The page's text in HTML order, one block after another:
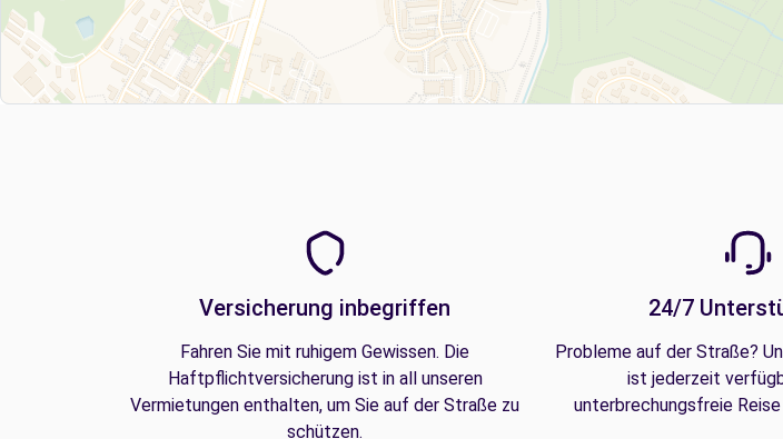
Versicherung inbegriffen
Fahren Sie mit ruhigem Gewissen. Die
Haftpflichtversicherung ist in all unseren
Vermietungen enthalten, um Sie auf der Straße zu
schützen.
24/7
Probleme auf der Straße?
ist jederzeit
unterbrechungsfreie